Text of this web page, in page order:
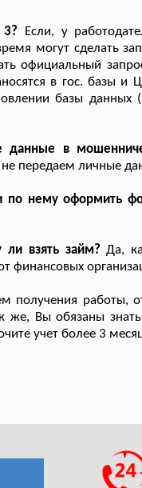
Если, у
могут сделать
официальный
в гос. базы и
базы данных
в
не передаем личные
по нему оформить
взять займ? Да,
финансовых
получения работы,
же, Вы обязаны
учет более 3